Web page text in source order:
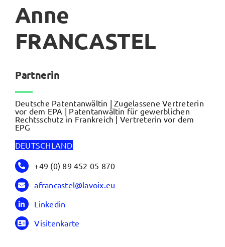
Anne
FRANCASTEL
Partnerin
Deutsche Patentanwältin | Zugelassene Vertreterin
vor dem EPA | Patentanwältin für gewerblichen
Rechtsschutz in Frankreich | Vertreterin vor dem
EPG
DEUTSCHLAND
+49 (0) 89 452 05 870
afrancastel@lavoix.eu
Linkedin
Visitenkarte